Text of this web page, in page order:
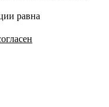
равна